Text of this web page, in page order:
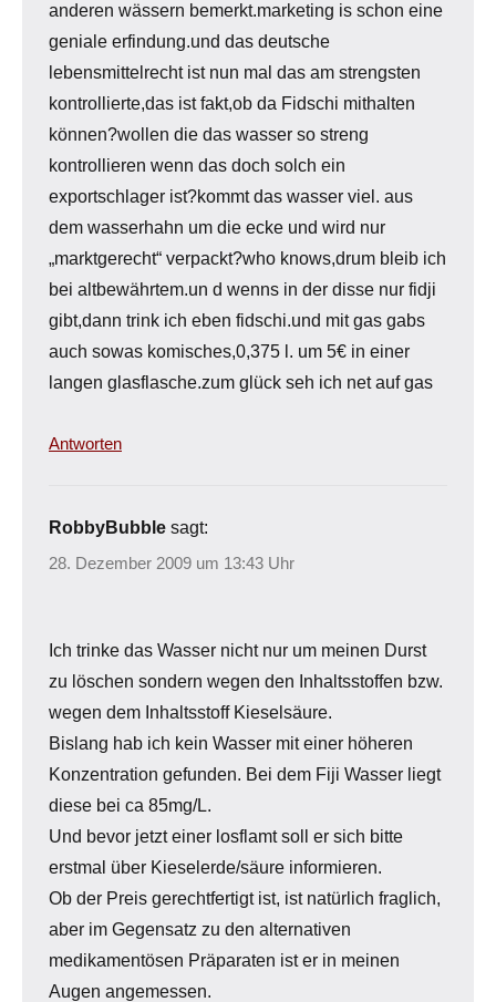
anderen wässern bemerkt.marketing is schon eine
geniale erfindung.und das deutsche
lebensmittelrecht ist nun mal das am strengsten
kontrollierte,das ist fakt,ob da Fidschi mithalten
können?wollen die das wasser so streng
kontrollieren wenn das doch solch ein
exportschlager ist?kommt das wasser viel. aus
dem wasserhahn um die ecke und wird nur
„marktgerecht“ verpackt?who knows,drum bleib ich
bei altbewährtem.un d wenns in der disse nur fidji
gibt,dann trink ich eben fidschi.und mit gas gabs
auch sowas komisches,0,375 l. um 5€ in einer
langen glasflasche.zum glück seh ich net auf gas
Antworten
RobbyBubble sagt:
28. Dezember 2009 um 13:43 Uhr
Ich trinke das Wasser nicht nur um meinen Durst
zu löschen sondern wegen den Inhaltsstoffen bzw.
wegen dem Inhaltsstoff Kieselsäure.
Bislang hab ich kein Wasser mit einer höheren
Konzentration gefunden. Bei dem Fiji Wasser liegt
diese bei ca 85mg/L.
Und bevor jetzt einer losflamt soll er sich bitte
erstmal über Kieselerde/säure informieren.
Ob der Preis gerechtfertigt ist, ist natürlich fraglich,
aber im Gegensatz zu den alternativen
medikamentösen Präparaten ist er in meinen
Augen angemessen.